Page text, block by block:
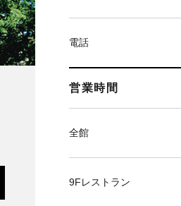
電話
営業時間
全館
9Fレストラン